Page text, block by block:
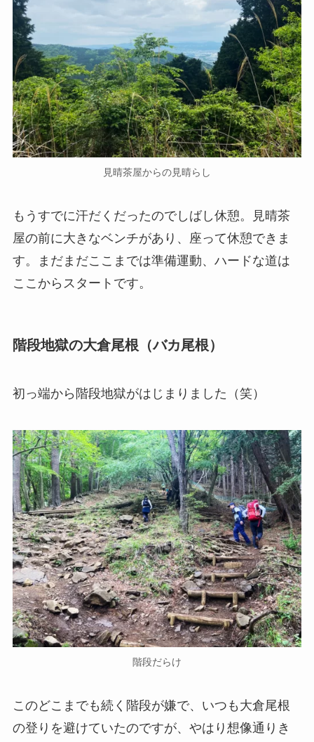
見晴茶屋からの見晴らし
もうすでに汗だくだったのでしばし休憩。見晴茶
屋の前に大きなベンチがあり、座って休憩できま
す。まだまだここまでは準備運動、ハードな道は
ここからスタートです。
階段地獄の大倉尾根（バカ尾根）
初っ端から階段地獄がはじまりました（笑）
階段だらけ
このどこまでも続く階段が嫌で、いつも大倉尾根
の登りを避けていたのですが、やはり想像通りき